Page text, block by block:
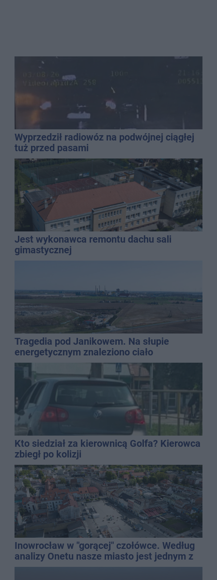
Wyprzedził radiowóz na podwójnej ciągłej
tuż przed pasami
Jest wykonawca remontu dachu sali
gimastycznej
Tragedia pod Janikowem. Na słupie
energetycznym znaleziono ciało
mężczyzny
Kto siedział za kierownicą Golfa? Kierowca
zbiegł po kolizji
Inowrocław w "gorącej" czołówce. Według
analizy Onetu nasze miasto jest jednym z
najbardziej narażonych na upały